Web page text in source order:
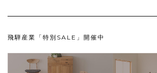
飛騨産業「特別SALE」開催中